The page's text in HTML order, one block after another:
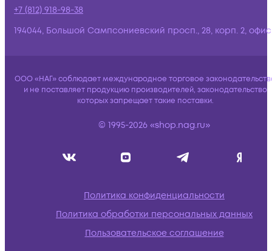
+7 (812) 918-98-38
194044, Большой Сампсониевский просп., 28, корп. 2,
ООО «НАГ» соблюдает международное торговое
и не поставляет продукцию производителей, законодательство
которых запрещает такие поставки.
© 1995-2026 «shop.nag.ru»
Политика конфиденциальности
Политика обработки персональных данных
Пользовательское соглашение